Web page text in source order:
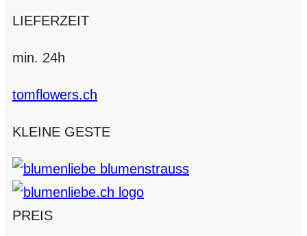
LIEFERZEIT
min. 24h
tomflowers.ch
KLEINE GESTE
PREIS